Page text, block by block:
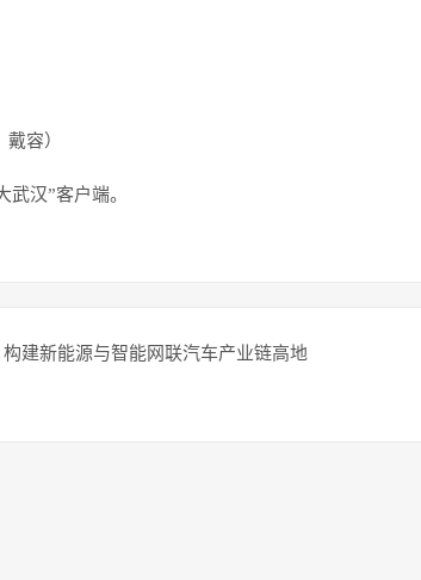
容）
汉”客户端。
建新能源与智能网联汽车产业链高地